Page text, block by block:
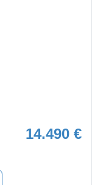
14.490 €